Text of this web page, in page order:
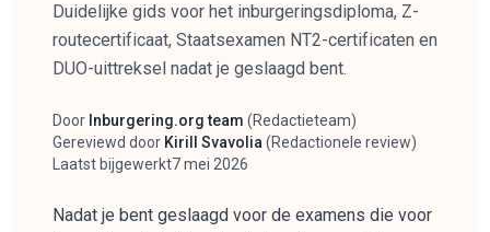
Duidelijke gids voor het inburgeringsdiploma, Z-
routecertificaat, Staatsexamen NT2-certificaten en
DUO-uittreksel nadat je geslaagd bent.
Auteur
Door Inburgering.org team (Redactieteam)
Reviewer
Gereviewd door Kirill Svavolia (Redactionele review)
Laatst bijgewerkt7 mei 2026
Nadat je bent geslaagd voor de examens die voor